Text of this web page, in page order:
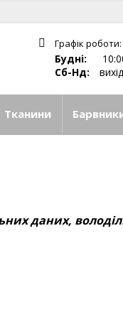
Графік роботи:
Будні:
Сб-Нд:
Тканини
даних,